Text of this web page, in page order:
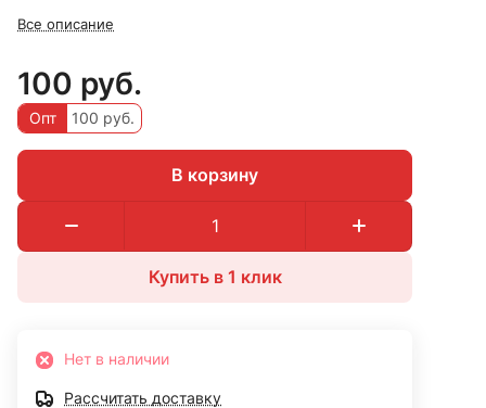
Все описание
100 руб.
Опт 100 руб.
В корзину
Купить в 1 клик
Нет в наличии
Рассчитать доставку